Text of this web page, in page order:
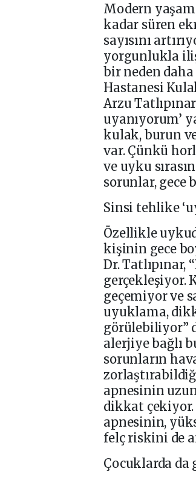
Modern
kadar süren
sayısını
yorgunlukla
bir neden daha
Hastanesi
Arzu
uyanıyorum’
kulak, burun
var. Çünkü
ve uyku
sorunlar, gece
Sinsi tehlike
Özellikle
kişinin gece
Dr.
gerçekleşiyor.
geçemiyor ve
uyuklama,
görülebiliyor”
alerjiye bağlı
sorunların
apnesinin
dikkat çekiyor.
apnesinin,
felç riskini de
Çocuklarda